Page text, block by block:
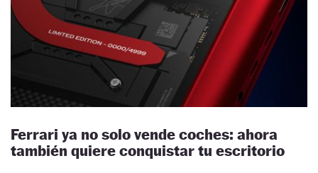
Ferrari ya no solo vende coches: ahora
también quiere conquistar tu escritorio